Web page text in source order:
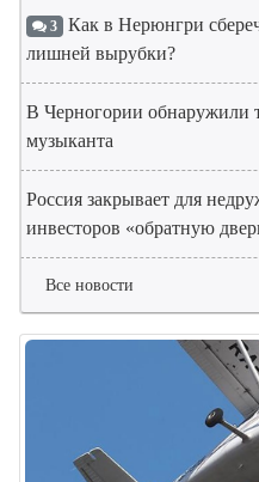
3 Как в Нерюнгри
лишней вырубки?
В Черногории обнаружили
музыканта
Россия закрывает для
инвесторов «обратную
Все новости